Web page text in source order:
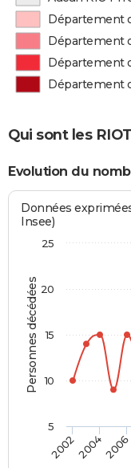
Département
Département
Département
Département
Qui sont les
Evolution du
Personnes décédées
Données
Insee)
200220042006
5
10
15
20
25